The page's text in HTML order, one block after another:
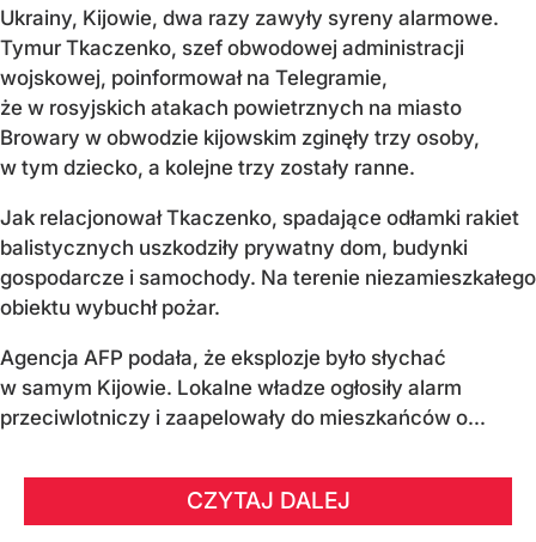
Ukrainy, Kijowie, dwa razy zawyły syreny alarmowe.
Tymur Tkaczenko, szef obwodowej administracji
wojskowej, poinformował na Telegramie,
że w rosyjskich atakach powietrznych na miasto
Browary w obwodzie kijowskim zginęły trzy osoby,
w tym dziecko, a kolejne trzy zostały ranne.
Jak relacjonował Tkaczenko, spadające odłamki rakiet
balistycznych uszkodziły prywatny dom, budynki
gospodarcze i samochody. Na terenie niezamieszkałego
obiektu wybuchł pożar.
Agencja AFP podała, że eksplozje było słychać
w samym Kijowie. Lokalne władze ogłosiły alarm
przeciwlotniczy i zaapelowały do mieszkańców o...
CZYTAJ DALEJ